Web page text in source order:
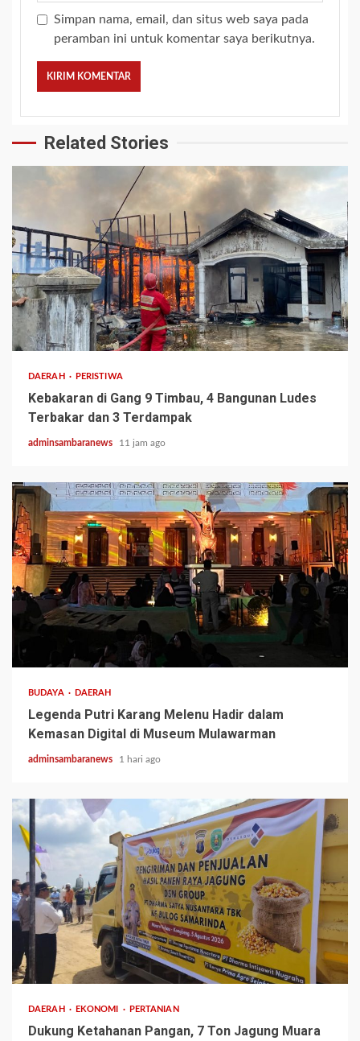
Simpan nama, email, dan situs web saya pada
peramban ini untuk komentar saya berikutnya.
Related Stories
2 min read
DAERAH PERISTIWA
Kebakaran di Gang 9 Timbau, 4 Bangunan Ludes
Terbakar dan 3 Terdampak
adminsambaranews 11 jam ago
BUDAYA DAERAH
Legenda Putri Karang Melenu Hadir dalam
Kemasan Digital di Museum Mulawarman
adminsambaranews 1 hari ago
1 min read
DAERAH EKONOMI PERTANIAN
Dukung Ketahanan Pangan, 7 Ton Jagung Muara